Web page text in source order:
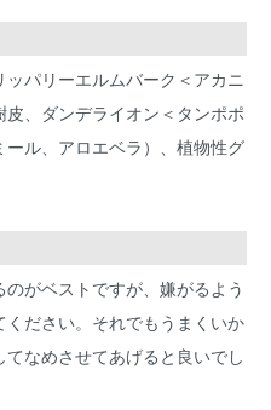
パリーエルムバーク＜アカニ
、ダンデライオン＜タンポポ
ル、アロエベラ）、植物性グ
がベストですが、嫌がるよう
ださい。それでもうまくいか
なめさせてあげると良いでし